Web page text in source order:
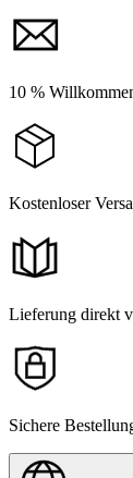
10 %
Kostenloser
Lieferung direkt
Sichere